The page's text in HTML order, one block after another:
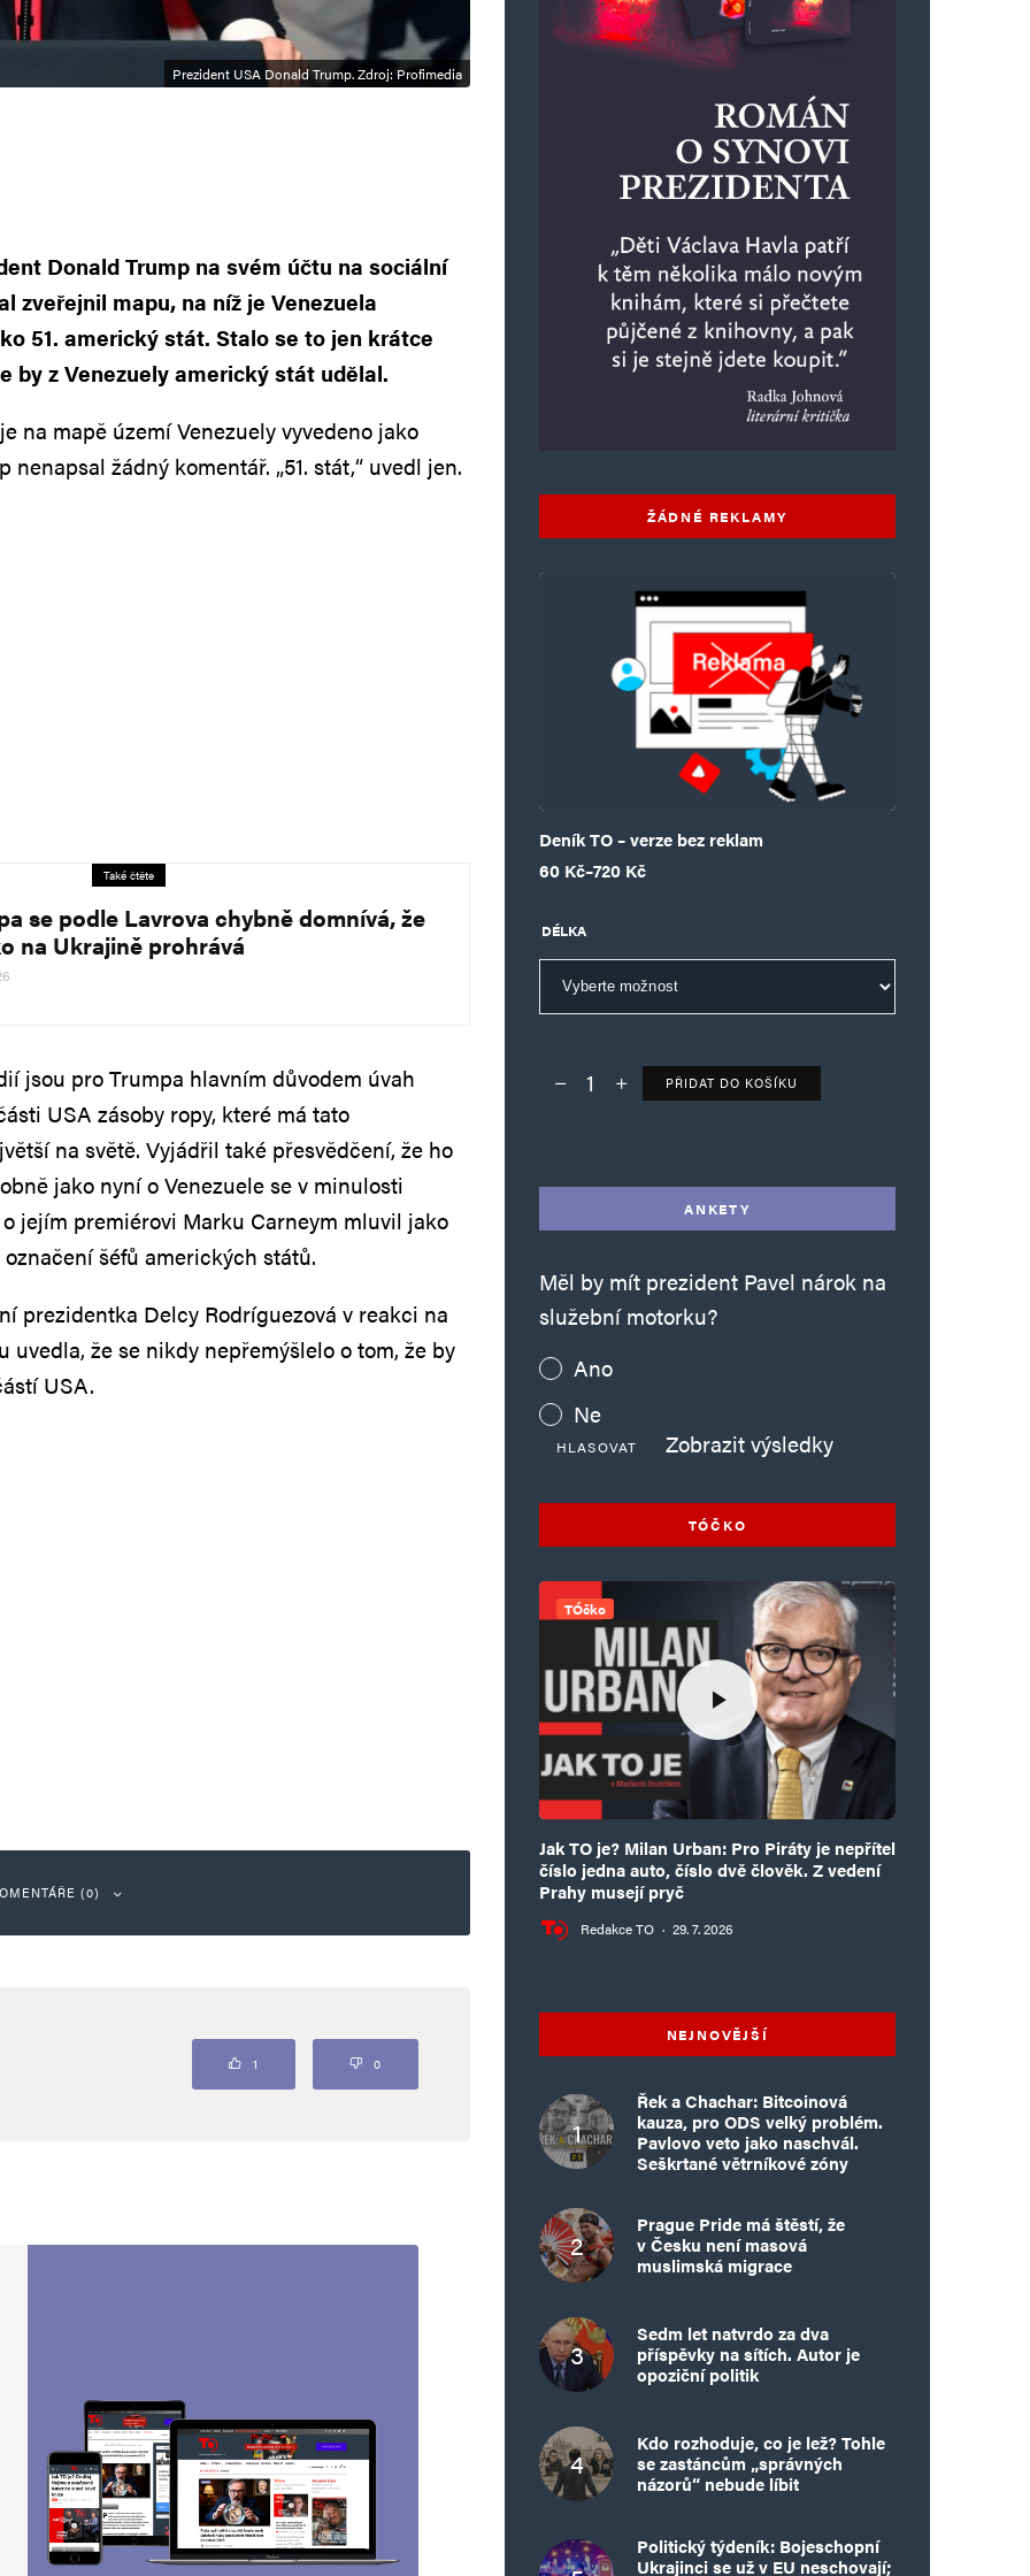
Prezident USA Donald Trump. Zdroj: Profimedia
Donald Trump na svém účtu na sociální
zveřejnil mapu, na níž je Venezuela
51. americký stát. Stalo se to jen krátce
by z Venezuely americký stát udělal.
na mapě území Venezuely vyvedeno jako
nenapsal žádný komentář. „51. stát,“ uvedl jen.
Také čtěte
se podle Lavrova chybně domnívá, že
na Ukrajině prohrává
jsou pro Trumpa hlavním důvodem úvah
USA zásoby ropy, které má tato
na světě. Vyjádřil také přesvědčení, že ho
jako nyní o Venezuele se v minulosti
jejím premiérovi Marku Carneym mluvil jako
označení šéfů amerických států.
prezidentka Delcy Rodríguezová v reakci na
uvedla, že se nikdy nepřemýšlelo o tom, že by
USA.
(0)
označeny
Webová stránka
komentáře.
1 0
ŽÁDNÉ REKLAMY
Deník TO – verze bez reklam
60 Kč–720 Kč
Rozpětí cen: 60 Kč až 720 Kč
DÉLKA
Deník TO – verze bez reklam množství
PŘIDAT DO KOŠÍKU
ANKETY
Měl by mít prezident Pavel nárok na
služební motorku?
Ano
Ne
HLASOVAT Zobrazit výsledky
TÓČKO
TÓčko
Jak TO je? Milan Urban: Pro Piráty je nepřítel
číslo jedna auto, číslo dvě člověk. Z vedení
Prahy musejí pryč
Redakce TO · 29. 7. 2026
NEJNOVĚJŠÍ
Řek a Chachar: Bitcoinová
kauza, pro ODS velký problém.
Pavlovo veto jako naschvál.
Seškrtané větrníkové zóny
Prague Pride má štěstí, že
v Česku není masová
muslimská migrace
Sedm let natvrdo za dva
příspěvky na sítích. Autor je
opoziční politik
Kdo rozhoduje, co je lež? Tohle
se zastáncům „správných
názorů“ nebude líbit
Politický týdeník: Bojeschopní
Ukrajinci se už v EU neschovají;